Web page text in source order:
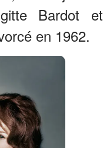
Bardot et
en 1962.